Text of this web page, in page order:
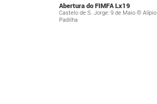
Abertura do FIMFA Lx19
Castelo de S. Jorge: 9 de Maio © Alípio
Padilha